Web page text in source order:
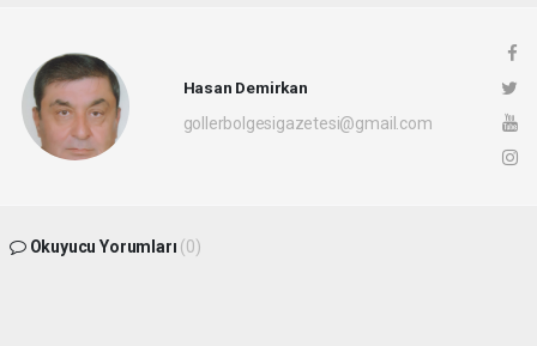
Hasan Demirkan
gollerbolgesigazetesi@gmail.com
Okuyucu Yorumları (0)